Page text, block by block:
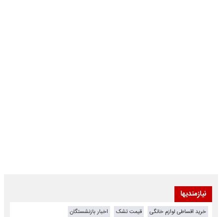
نیازمندیها
خرید اقساطی لوازم خانگی قیمت تشک
اخبار بازنشستگان